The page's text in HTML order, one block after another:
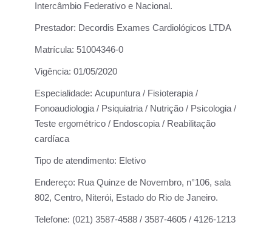
Intercâmbio Federativo e Nacional.
Prestador: Decordis Exames Cardiológicos LTDA
Matrícula: 51004346-0
Vigência: 01/05/2020
Especialidade: Acupuntura / Fisioterapia /
Fonoaudiologia / Psiquiatria / Nutrição / Psicologia /
Teste ergométrico / Endoscopia / Reabilitação
cardíaca
Tipo de atendimento: Eletivo
Endereço: Rua Quinze de Novembro, n°106, sala
802, Centro, Niterói, Estado do Rio de Janeiro.
Telefone: (021) 3587-4588 / 3587-4605 / 4126-1213